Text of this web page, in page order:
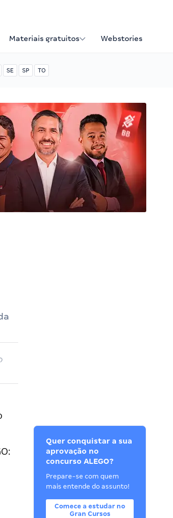
Materiais gratuitos Webstories
SE SP TO
Quer conquistar a sua
aprovação no
concurso ALEGO?
Prepare-se com quem
mais entende do assunto!
Comece a estudar no
Gran Cursos